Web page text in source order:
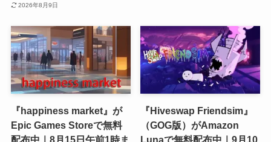
2026年8月9日
『happiness market』が
Epic Games Storeで無料
配布中｜8月15日午前1時ま
『Hiveswap Friendsim』
（GOG版）がAmazon
Lunaで無料配布中｜9月10